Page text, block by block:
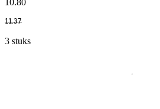
11.37
3 stuks